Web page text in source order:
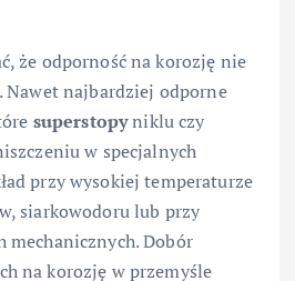
że odporność na korozję nie
Nawet najbardziej odporne
superstopyniklu czy
w specjalnych
przy wysokiej temperaturze
siarkowodoru lub przy
mechanicznych. Dobór
na korozję w przemyśle